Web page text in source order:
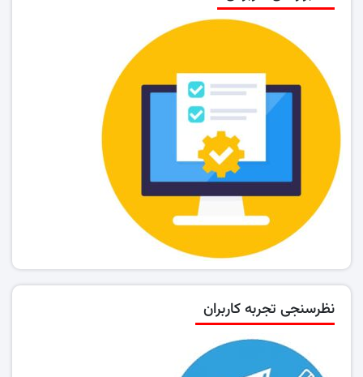
نظرسنجی تجربه کاربران